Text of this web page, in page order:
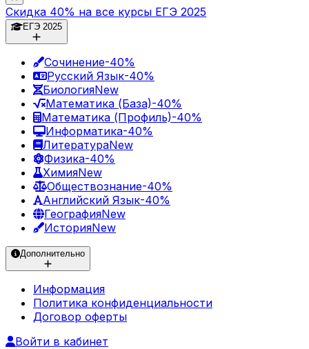
Скидка 40% на все курсы ЕГЭ 2025
ЕГЭ 2025
Сочинение-40%
Русский Язык-40%
БиологияNew
Математика (База)-40%
Математика (Профиль)-40%
Информатика-40%
ЛитератураNew
Физика-40%
ХимияNew
Обществознание-40%
Английский Язык-40%
ГеографияNew
ИсторияNew
Дополнительно
Информация
Политика конфиденциальности
Договор оферты
Войти в кабинет